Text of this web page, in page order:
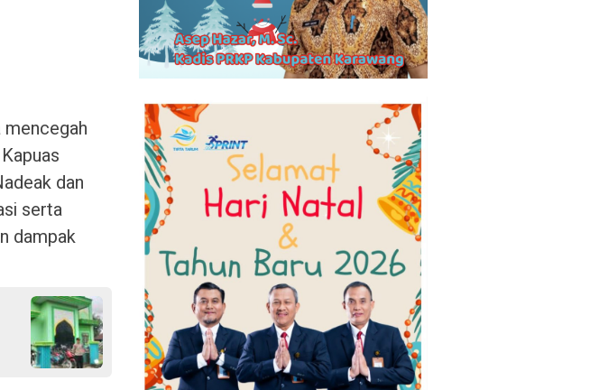
dan
serta
dampak